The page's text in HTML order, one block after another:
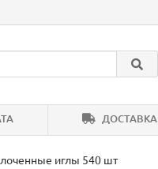
ДОСТАВКА
иглы 540 шт